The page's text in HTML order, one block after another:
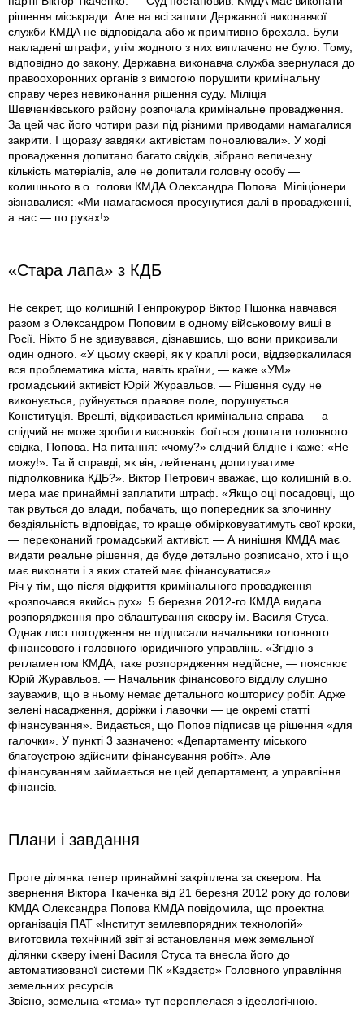
рішення міськради. Але на всі запити Державної виконавчої
служби КМДА не відповідала або ж примітивно брехала. Були
накладені штрафи, утім жодного з них виплачено не було. Тому,
відповідно до закону, Державна виконавча служба звернулася до
правоохоронних органів з вимогою порушити кримінальну
справу через невиконання рішення суду. Міліція
Шевченківського району розпочала кримінальне провадження.
За цей час його чотири рази під різними приводами намагалися
закрити. І щоразу завдяки активістам поновлювали». У ході
провадження допитано багато свідків, зібрано величезну
кількість матеріалів, але не допитали головну особу —
колишнього в.о. голови КМДА Олександра Попова. Міліціонери
зізнавалися: «Ми намагаємося просунутися далі в провадженні,
а нас — по руках!».
«Стара лапа» з КДБ
Не секрет, що колишній Генпрокурор Віктор Пшонка навчався
разом з Олександром Поповим в одному військовому виші в
Росії. Ніхто б не здивувався, дізнавшись, що вони прикривали
один одного. «У цьому сквері, як у краплі роси, віддзеркалилася
вся проблематика міста, навіть країни, — каже «УМ»
громадський активіст Юрій Журавльов. — Рішення суду не
виконується, руйнується правове поле, порушується
Конституція. Врешті, відкривається кримінальна справа — а
слідчий не може зробити висновків: боїться допитати головного
свідка, Попова. На питання: «чому?» слідчий блідне і каже: «Не
можу!». Та й справді, як він, лейтенант, допитуватиме
підполковника КДБ?». Віктор Петрович вважає, що колишній в.о.
мера має принаймні заплатити штраф. «Якщо оці посадовці, що
так рвуться до влади, побачать, що попередник за злочинну
бездіяльність відповідає, то краще обмірковуватимуть свої кроки,
— переконаний громадський активіст. — А нинішня КМДА має
видати реальне рішення, де буде детально розписано, хто і що
має виконати і з яких статей має фінансуватися».
Річ у тім, що після відкриття кримінального провадження
«розпочався якийсь рух». 5 березня 2012-го КМДА видала
розпорядження про облаштування скверу ім. Василя Стуса.
Однак лист погодження не підписали начальники головного
фінансового і головного юридичного управлінь. «Згідно з
регламентом КМДА, таке розпорядження недійсне, — пояснює
Юрій Журавльов. — Начальник фінансового відділу слушно
зауважив, що в ньому немає детального кошторису робіт. Адже
зелені насадження, доріжки і лавочки — це окремі статті
фінансування». Видається, що Попов підписав це рішення «для
галочки». У пункті 3 зазначено: «Департаменту міського
благоустрою здійснити фінансування робіт». Але
фінансуванням займається не цей департамент, а управління
фінансів.
Плани і завдання
Проте ділянка тепер принаймні закріплена за сквером. На
звернення Віктора Ткаченка від 21 березня 2012 року до голови
КМДА Олександра Попова КМДА повідомила, що проектна
організація ПАТ «Інститут землевпорядних технологій»
виготовила технічний звіт зi встановлення меж земельної
ділянки скверу імені Василя Стуса та внесла його до
автоматизованої системи ПК «Кадастр» Головного управління
земельних ресурсів.
Звісно, земельна «тема» тут переплелася з ідеологічною.